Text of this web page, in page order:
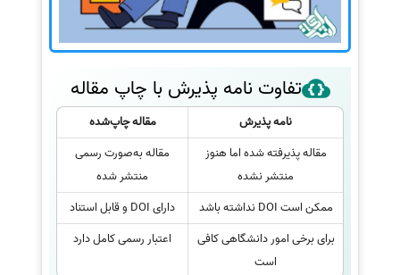
تفاوت نامه پذیرش با چاپ مقاله
نامه پذیرش
مقاله چاپ‌شده
مقاله پذیرفته شده اما هنوز
منتشر نشده
مقاله به‌صورت رسمی
منتشر شده
ممکن است DOI نداشته باشد
دارای DOI و قابل استناد
برای برخی امور دانشگاهی کافی
است
اعتبار رسمی کامل دارد